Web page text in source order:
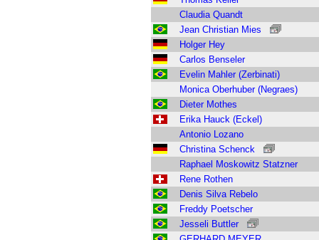
Claudia Quandt
Jean Christian Mies
Holger Hey
Carlos Benseler
Evelin Mahler (Zerbinati)
Monica Oberhuber (Negraes)
Dieter Mothes
Erika Hauck (Eckel)
Antonio Lozano
Christina Schenck
Raphael Moskowitz Statzner
Rene Rothen
Denis Silva Rebelo
Freddy Poetscher
Jesseli Buttler